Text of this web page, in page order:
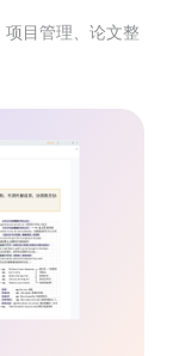
目管理、论文整